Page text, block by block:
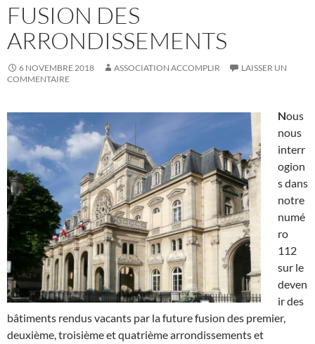
FUSION DES
ARRONDISSEMENTS
6 NOVEMBRE 2018 ASSOCIATION ACCOMPLIR
LAISSER UN
COMMENTAIRE
Nous
nous
interr
ogion
s dans
notre
numé
ro
112
sur le
deven
ir des
bâtiments rendus vacants par la future fusion des premier,
deuxième, troisième et quatrième arrondissements et